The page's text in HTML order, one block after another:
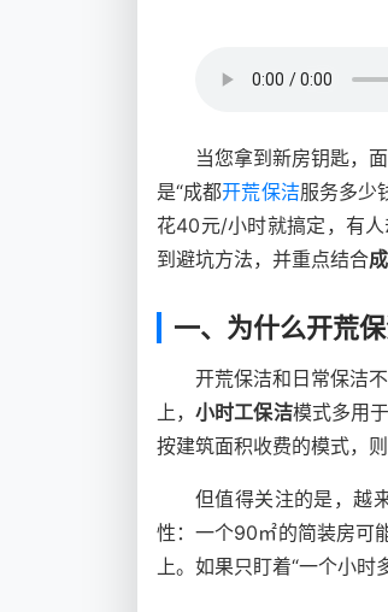
当您拿到新房钥匙，
是“成都开荒保洁服务多少
花40元/小时就搞定，有
到避坑方法，并重点结合
一、为什么开荒保
开荒保洁和日常保洁
上，小时工保洁模式多用
按建筑面积收费的模式，
但值得关注的是，越
性：一个90㎡的简装房可
上。如果只盯着“一个小时